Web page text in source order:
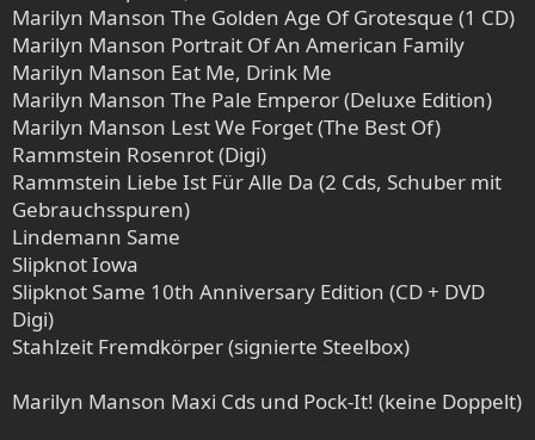
Marilyn Manson The Golden Age Of Grotesque (1 CD)
Marilyn Manson Portrait Of An American Family
Marilyn Manson Eat Me, Drink Me
Marilyn Manson The Pale Emperor (Deluxe Edition)
Marilyn Manson Lest We Forget (The Best Of)
Rammstein Rosenrot (Digi)
Rammstein Liebe Ist Für Alle Da (2 Cds, Schuber mit
Gebrauchsspuren)
Lindemann Same
Slipknot Iowa
Slipknot Same 10th Anniversary Edition (CD + DVD
Digi)
Stahlzeit Fremdkörper (signierte Steelbox)
Marilyn Manson Maxi Cds und Pock-It! (keine Doppelt)